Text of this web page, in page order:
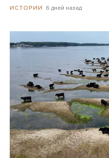
ИСТОРИИ 6 дней назад